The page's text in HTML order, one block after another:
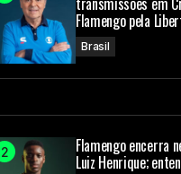
Flamengo pela
Brasil
Flamengo encerra
Luiz Henrique;